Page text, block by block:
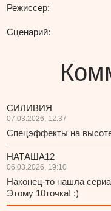
Режиссер:
Сценарий:
СИЛИВИЯ
07.03.2026, 12:37
Спецэффекты на
НАТАША12
06.03.2026, 19:10
Наконец-то нашла
Этому 10точка! :)